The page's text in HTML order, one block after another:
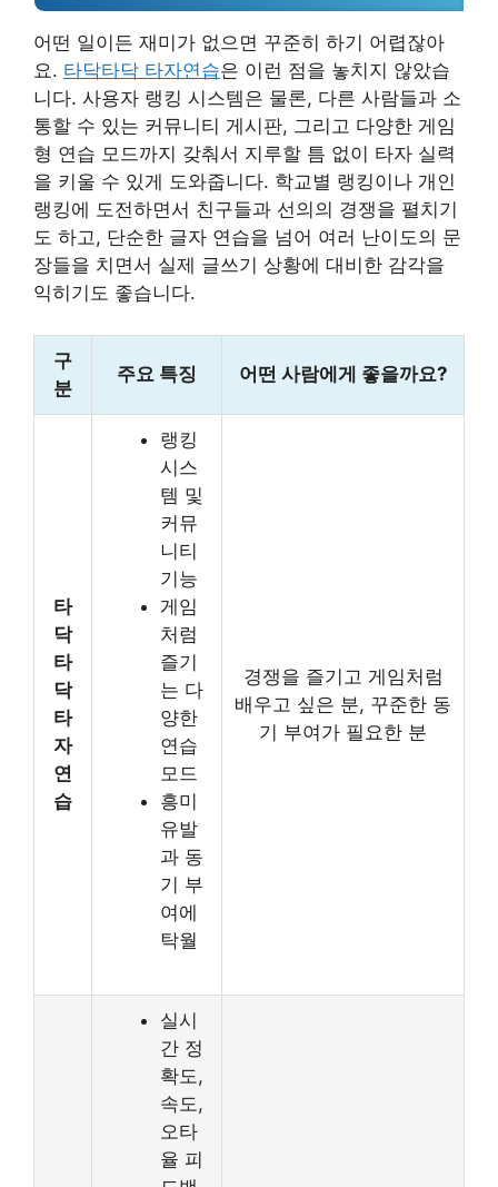
어떤 일이든 재미가 없으면 꾸준히 하기 어렵잖아
요. 타닥타닥 타자연습은 이런 점을 놓치지 않았습
니다. 사용자 랭킹 시스템은 물론, 다른 사람들과 소
통할 수 있는 커뮤니티 게시판, 그리고 다양한 게임
형 연습 모드까지 갖춰서 지루할 틈 없이 타자 실력
을 키울 수 있게 도와줍니다. 학교별 랭킹이나 개인
랭킹에 도전하면서 친구들과 선의의 경쟁을 펼치기
도 하고, 단순한 글자 연습을 넘어 여러 난이도의 문
장들을 치면서 실제 글쓰기 상황에 대비한 감각을
익히기도 좋습니다.
구
분
주요 특징 어떤 사람에게 좋을까요?
타
닥
타
닥
타
자
연
습
랭킹
시스
템 및
커뮤
니티
기능
게임
처럼
즐기
는 다
양한
연습
모드
흥미
유발
과 동
기 부
여에
탁월
경쟁을 즐기고 게임처럼
배우고 싶은 분, 꾸준한 동
기 부여가 필요한 분
실시
간 정
확도,
속도,
오타
율 피